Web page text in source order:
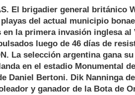
El brigadier general británico
del actual municipio
la primera invasión inglesa
luego de 46 días de
La selección argentina gana
en el estadio Monumental
Daniel Bertoni. Dik Nanninga
y ganador de la Bota de